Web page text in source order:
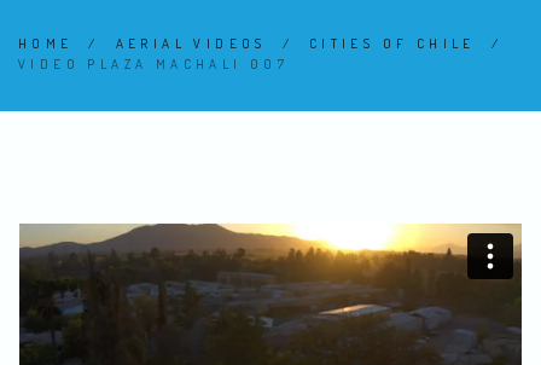
HOME / AERIAL VIDEOS / CITIES OF CHILE
/
VIDEO PLAZA MACHALI 007